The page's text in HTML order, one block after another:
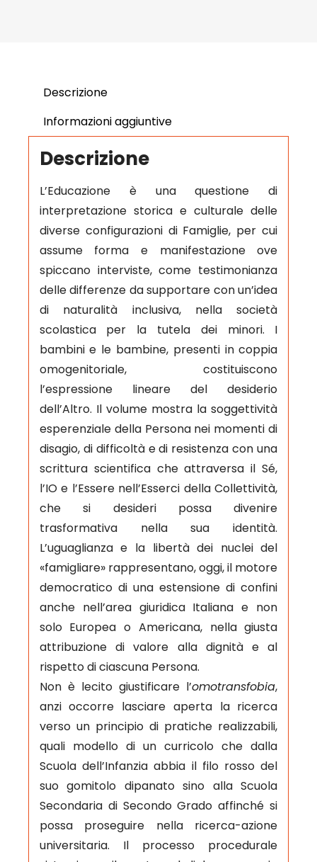
Descrizione
Informazioni aggiuntive
Descrizione
L’Educazione è una questione di
interpretazione storica e culturale delle
diverse configurazioni di Famiglie, per cui
assume forma e manifestazione ove
spiccano interviste, come testimonianza
delle differenze da supportare con un’idea
di naturalità inclusiva, nella società
scolastica per la tutela dei minori. I
bambini e le bambine, presenti in coppia
omogenitoriale, costituiscono
l’espressione lineare del desiderio
dell’Altro. Il volume mostra la soggettività
esperenziale della Persona nei momenti di
disagio, di difficoltà e di resistenza con una
scrittura scientifica che attraversa il Sé,
l’IO e l’Essere nell’Esserci della Collettività,
che si desideri possa divenire
trasformativa nella sua identità.
L’uguaglianza e la libertà dei nuclei del
«famigliare» rappresentano, oggi, il motore
democratico di una estensione di confini
anche nell’area giuridica Italiana e non
solo Europea o Americana, nella giusta
attribuzione di valore alla dignità e al
rispetto di ciascuna Persona.
Non è lecito giustificare l’omotransfobia,
anzi occorre lasciare aperta la ricerca
verso un principio di pratiche realizzabili,
quali modello di un curricolo che dalla
Scuola dell’Infanzia abbia il filo rosso del
suo gomitolo dipanato sino alla Scuola
Secondaria di Secondo Grado affinché si
possa proseguire nella ricerca-azione
universitaria. Il processo procedurale